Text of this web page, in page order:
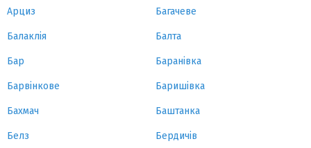
Арциз Багачеве
Балаклія Балта
Бар Баранівка
Барвінкове Баришівка
Бахмач Баштанка
Белз Бердичів